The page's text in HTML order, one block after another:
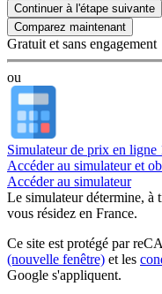
Continuer à l'étape suivante
Gratuit et sans engagement
ou
Simulateur de prix en ligne
Accéder au simulateur et
Accéder au simulateur
Le simulateurdétermine, à
vous résidez en France.
Ce site est protégé par
(nouvelle fenêtre) et les
Google s'appliquent.